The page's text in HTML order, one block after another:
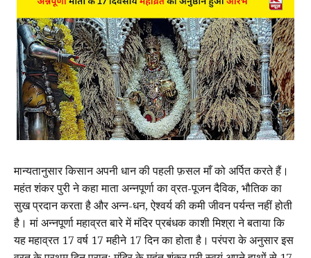
मान्यतानुसार किसान अपनी धान की पहली फ़सल माँ को अर्पित करते हैं।
महंत शंकर पुरी ने कहा माता अन्नपूर्णा का व्रत-पूजन दैविक, भौतिक का
सुख प्रदान करता है और अन्न-धन, ऐश्वर्य की कमी जीवन पर्यन्त नहीं होती
है। मां अन्नपूर्णा महाव्रत बारे में मंदिर प्रबंधक काशी मिश्रा ने बताया कि
यह महाव्रत 17 वर्ष 17 महीने 17 दिन का होता है। परंपरा के अनुसार इस